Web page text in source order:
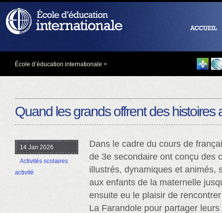
École d’éducation internationale >
Quand les grands offrent des histoires
14 Jan 2026
Activités scolaires
activité
Dans le cadre du cours de
de 3e secondaire ont conçu des
illustrés, dynamiques et animés,
aux enfants de la maternelle
ensuite eu le plaisir de
La Farandole pour partager